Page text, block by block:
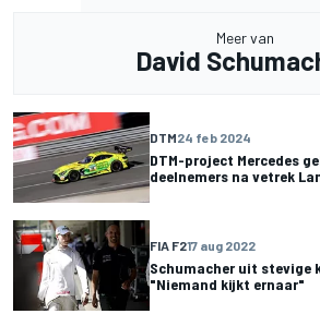
Meer van
David
DTM24 feb 2024
DTM-project Mercedes
deelnemers na vetrek
FIA F217 aug 2022
Schumacher uit stevige
"Niemand kijkt ernaar"